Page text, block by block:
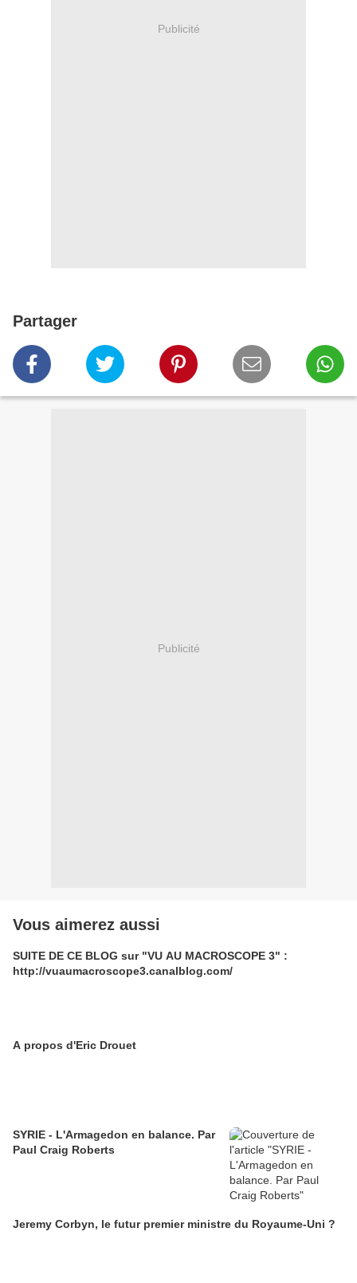
Publicité
Partager
Publicité
Vous aimerez aussi
SUITE DE CE BLOG sur "VU AU MACROSCOPE 3" :
http://vuaumacroscope3.canalblog.com/
A propos d'Eric Drouet
SYRIE - L'Armagedon en balance. Par
Paul Craig Roberts
Jeremy Corbyn, le futur premier ministre du Royaume-Uni ?